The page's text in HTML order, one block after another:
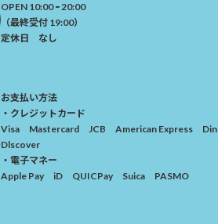
OPEN 10:00 ｰ 20:00
（最終受付 19:00）​
定休日 なし
お支払い方法
・クレジットカード
Visa Mastercard JCB American Express
Dlscover
・電子マネー
Apple Pay iD QUICPay Suica PASMO